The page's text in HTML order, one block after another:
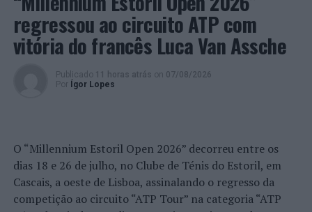
– Calvário, localizado no Baluarte do Faro, contará com
as 3 cruzes e será o palco da Crucificação;
– Túmulo, localizado no Baluarte de São João, será o
palco da maior parte das encenações de domingo;
ofícios e vivências da época. Numa tenda teremos a
demonstração de ofícios como a moagem manual de
cereais, o curtimento da pele e a lavagem da lã. Uma
fogueira com o pote de ferro, cercas de madeira com
regressou ao circuito ATP com
vitória do francês Luca Van Assche
Publicado 11 horas atrás on 07/08/2026
Por
Ígor Lopes
O “Millennium Estoril Open 2026” decorreu entre os
dias 18 e 26 de julho, no Clube de Ténis do Estoril, em
Cascais, a oeste de Lisboa, assinalando o regresso da
competição ao circuito “ATP Tour” na categoria “ATP